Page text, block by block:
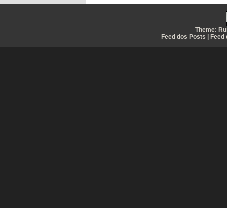
Theme:
Feed dos Posts